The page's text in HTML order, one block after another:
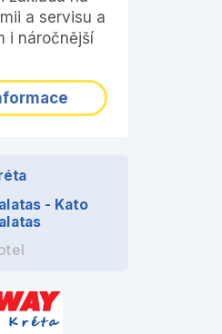
a servisu a
i náročnější
- Kato